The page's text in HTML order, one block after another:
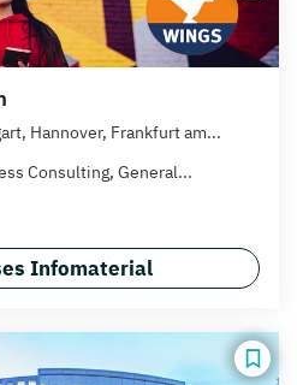
Hannover, Frankfurt am...
Consulting, General...
Infomaterial